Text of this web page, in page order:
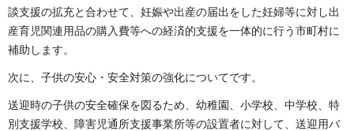
談支援の拡充と合わせて、妊娠や出産の届出をした妊婦等に対し出
産育児関連用品の購入費等への経済的支援を一体的に行う市町村に
補助します。
次に、子供の安心・安全対策の強化についてです。
送迎時の子供の安全確保を図るため、幼稚園、小学校、中学校、特
別支援学校、障害児通所支援事業所等の設置者に対して、送迎用バ